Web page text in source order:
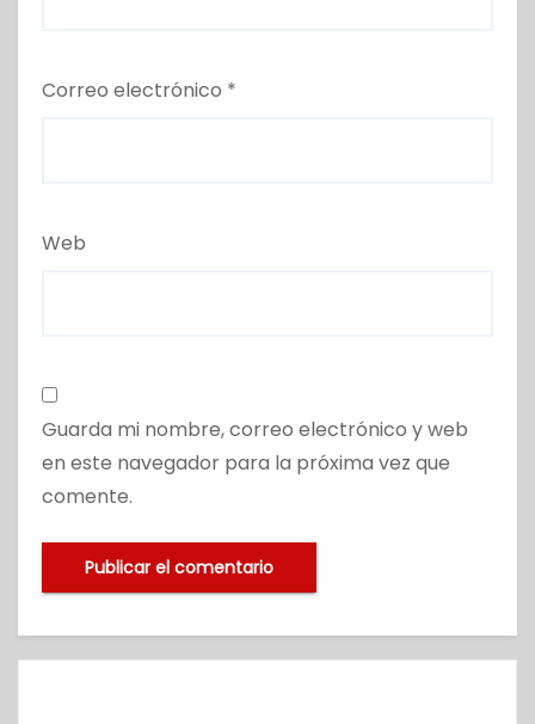
Correo electrónico *
Web
Guarda mi nombre, correo electrónico y web
en este navegador para la próxima vez que
comente.